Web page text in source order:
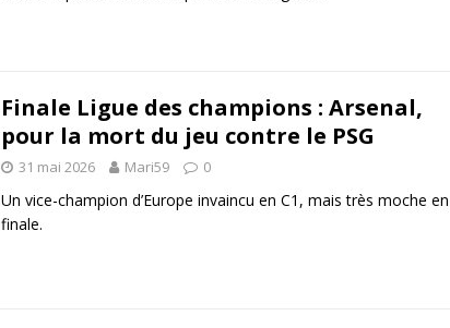
Finale Ligue des champions : Arsenal,
pour la mort du jeu contre le PSG
31 mai 2026 Mari59 0
Un vice-champion d’Europe invaincu en C1, mais très moche en
finale.